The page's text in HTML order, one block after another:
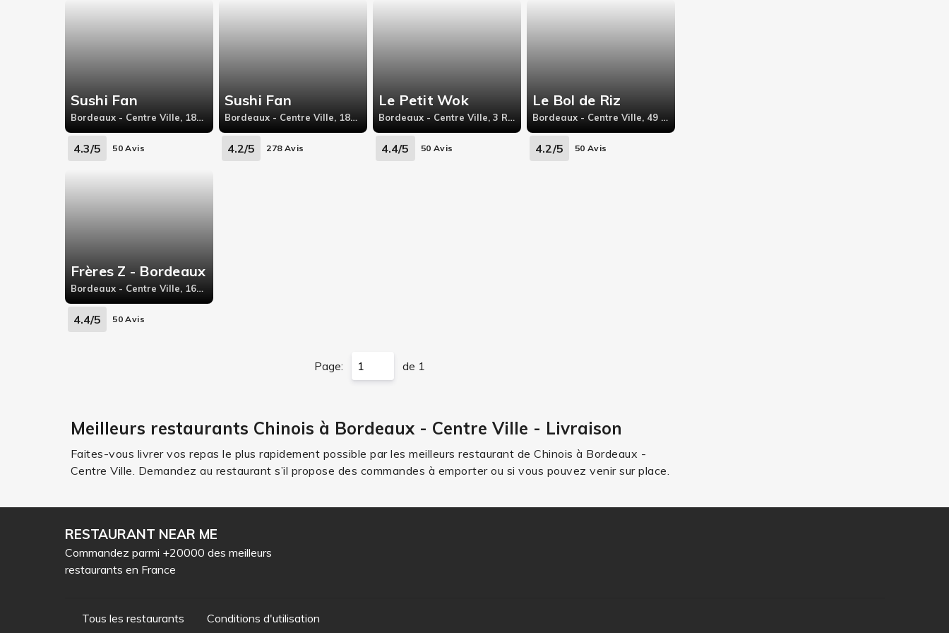
Sushi Fan
Bordeaux - Centre Ville, 181 Avenue du Général Leclerc
4.3/5 50 Avis
Sushi Fan
Bordeaux - Centre Ville, 181 Avenue du Général Leclerc
4.2/5 278 Avis
Le Petit Wok
Bordeaux - Centre Ville, 3 Rue du Palais Gallien
4.4/5 50 Avis
Le Bol de Riz
Bordeaux - Centre Ville, 49 Rue Fondaudège
4.2/5 50 Avis
Frères Z - Bordeaux
Bordeaux - Centre Ville, 165 Rue Fondaudège
4.4/5 50 Avis
Page: de 1
Meilleurs restaurants Chinois à Bordeaux - Centre Ville - Livraison
Faites-vous livrer vos repas le plus rapidement possible par les meilleurs restaurant de Chinois à Bordeaux -
Centre Ville. Demandez au restaurant s’il propose des commandes à emporter ou si vous pouvez venir sur place.
RESTAURANT NEAR ME
Commandez parmi +20000 des meilleurs
restaurants en France
Tous les restaurants Conditions d'utilisation